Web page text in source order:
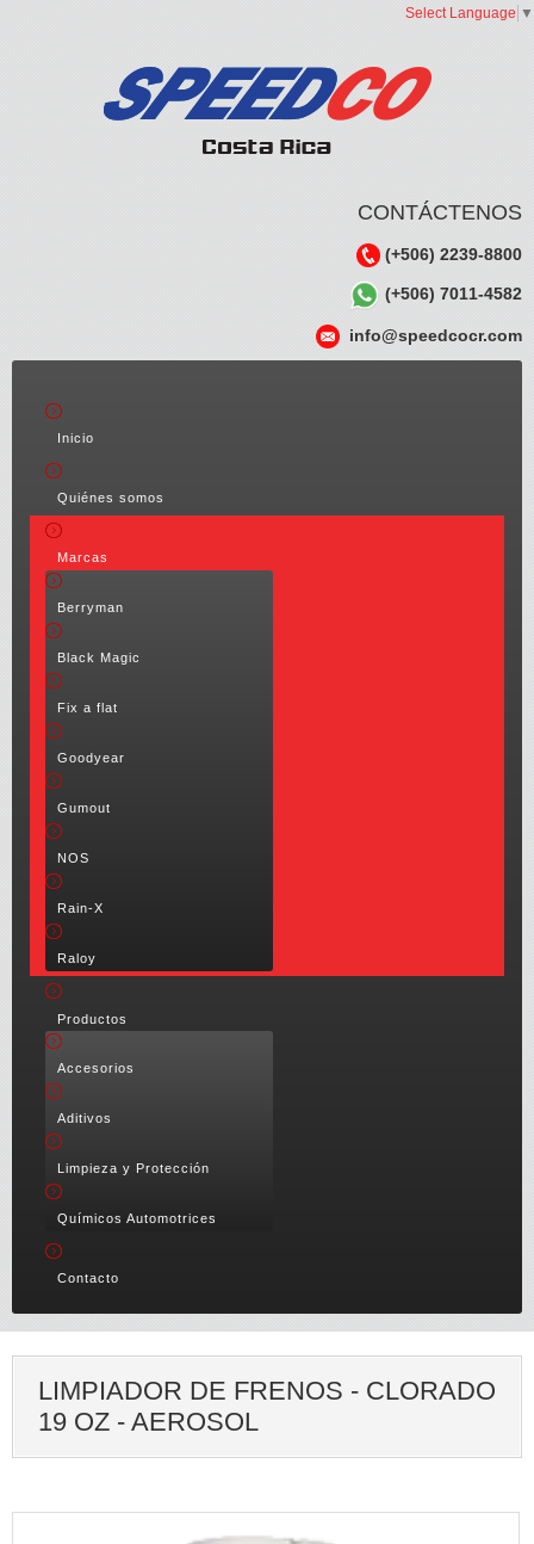
Select Language ▼
CONTÁCTENOS
(+506) 2239-8800
(+506) 7011-4582
info@speedcocr.com
Inicio
Quiénes somos
Marcas
Berryman
Black Magic
Fix a flat
Goodyear
Gumout
NOS
Rain-X
Raloy
Productos
Accesorios
Aditivos
Limpieza y Protección
Químicos Automotrices
Contacto
LIMPIADOR DE FRENOS - CLORADO
19 OZ - AEROSOL